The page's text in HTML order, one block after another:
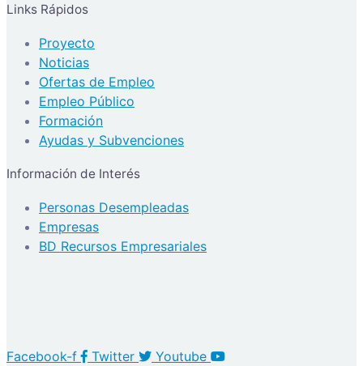
Links Rápidos
Proyecto
Noticias
Ofertas de Empleo
Empleo Público
Formación
Ayudas y Subvenciones
Información de Interés
Personas Desempleadas
Empresas
BD Recursos Empresariales
Facebook-f Twitter
Youtube